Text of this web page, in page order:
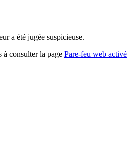
a été jugée suspicieuse.
à consulter la page Pare-feu web activé